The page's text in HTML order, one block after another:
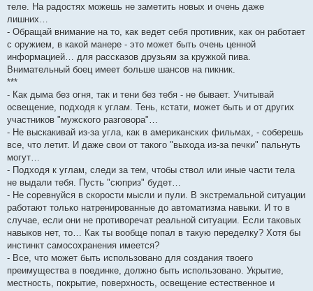
теле. На радостях можешь не заметить новых и очень даже
лишних…
- Обращай внимание на то, как ведет себя противник, как он работает
с оружием, в какой манере - это может быть очень ценной
информацией… для рассказов друзьям за кружкой пива.
Внимательный боец имеет больше шансов на пикник.
***
- Как дыма без огня, так и тени без тебя - не бывает. Учитывай
освещение, подходя к углам. Тень, кстати, может быть и от других
участников "мужского разговора"…
- Не выскакивай из-за угла, как в американских фильмах, - соберешь
все, что летит. И даже свои от такого "выхода из-за печки" пальнуть
могут…
- Подходя к углам, следи за тем, чтобы ствол или иные части тела
не выдали тебя. Пусть "сюприз" будет…
- Не соревнуйся в скорости мысли и пули. В экстремальной ситуации
работают только натренированные до автоматизма навыки. И то в
случае, если они не противоречат реальной ситуации. Если таковых
навыков нет, то… Как ты вообще попал в такую переделку? Хотя бы
инстинкт самосохранения имеется?
- Все, что может быть использовано для создания твоего
преимущества в поединке, должно быть использовано. Укрытие,
местность, покрытие, поверхность, освещение естественное и